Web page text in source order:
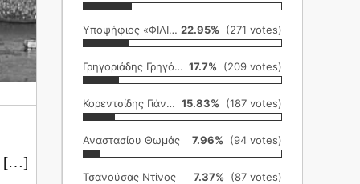
[…]
Υποψήφιος «ΦΙΛΙΚΗ ΕΤΑΙΡΕΙΑ» 22.95% (271 votes)
Γρηγοριάδης Γρηγόρης 17.7% (209 votes)
Κορεντσίδης Γιάννης 15.83% (187 votes)
Αναστασίου Θωμάς 7.96% (94 votes)
Τσανούσας Ντίνος 7.37% (87 votes)